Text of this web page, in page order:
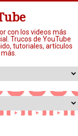
con los videos más
Trucos de YouTube
tutoriales, artículos